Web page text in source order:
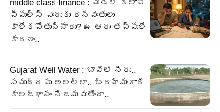
middle class finance : మిడిల్ క్లాస్
పీపుల్స్ ఎందుకు ధనవంతులు
కాలేకపోతున్నారు? ఈ ఆరు తప్పులే
కారణం..
Gujarat Well Water : బావిలో నీరు..
సముద్రపు అలల్లా.. బ్రహ్మంగారి
కాలజ్ఞానం నిజమవుతోందా..